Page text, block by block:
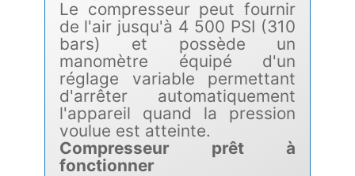
Le compresseur peut fournir
de l'air jusqu'à 4 500 PSI (310
bars) et possède un
manomètre équipé d'un
réglage variable permettant
d'arrêter automatiquement
l'appareil quand la pression
voulue est atteinte.
Compresseur prêt à
fonctionner